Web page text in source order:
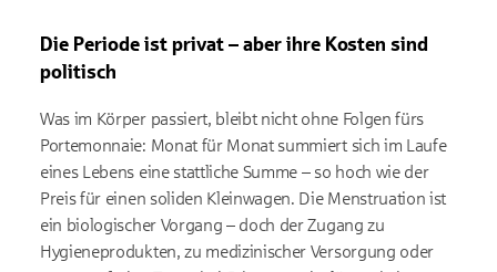
Die Periode ist privat – aber ihre Kosten sind
politisch
Was im Körper passiert, bleibt nicht ohne Folgen fürs
Portemonnaie: Monat für Monat summiert sich im Laufe
eines Lebens eine stattliche Summe – so hoch wie der
Preis für einen soliden Kleinwagen. Die Menstruation ist
ein biologischer Vorgang – doch der Zugang zu
Hygieneprodukten, zu medizinischer Versorgung oder